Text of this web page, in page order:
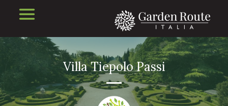
Villa Tiepolo Passi